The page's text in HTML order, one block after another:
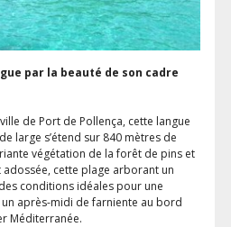
par la beauté de son cadre
de Port de Pollença, cette langue
large s’étend sur 840 mètres de
végétation de la forêt de pins et
adossée, cette plage arborant un
conditions idéales pour une
après-midi de farniente au bord
Méditerranée.